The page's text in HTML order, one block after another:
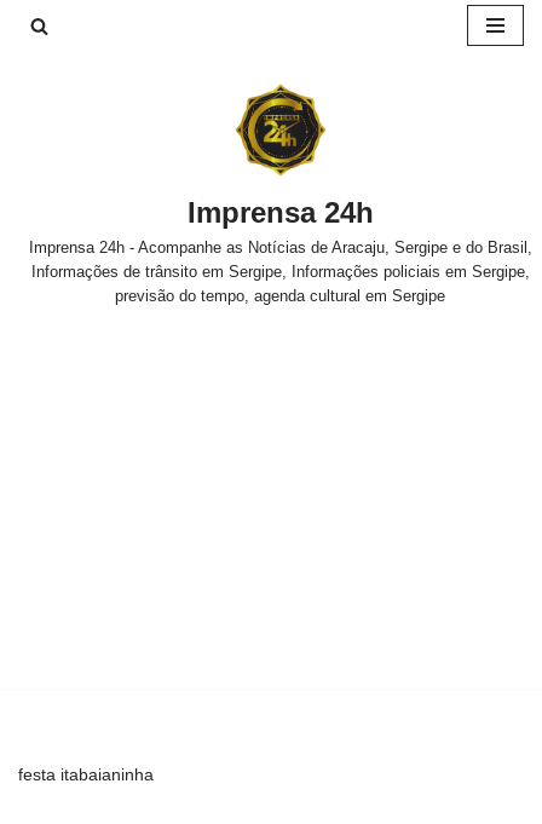
Imprensa 24h
Imprensa 24h - Acompanhe as Notícias de Aracaju, Sergipe e do Brasil,
Informações de trânsito em Sergipe, Informações policiais em Sergipe,
previsão do tempo, agenda cultural em Sergipe
festa itabaianinha